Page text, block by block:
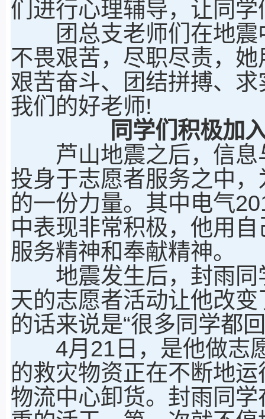
们进行心理辅导，让同
团总支老师们在地震
不畏艰苦，尽职尽责，
艰苦奋斗、团结拼搏、
我们的好老师!
同学们积极加
芦山地震之后，信息
投身于志愿者服务之中
的一份力量。其中电气
中表现非常积极，他用
服务精神和奉献精神。
地震发生后，封雨同
天的志愿者活动让他改
的话来说是“很多同学都
4月21日，是他做志愿
的救灾物资正在不断地
物流中心卸货。封雨同